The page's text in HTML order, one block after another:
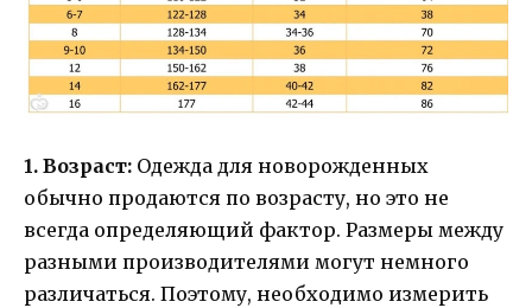
1. Возраст: Одежда для новорожденных
обычно продаются по возрасту, но это не
всегда определяющий фактор. Размеры между
разными производителями могут немного
различаться. Поэтому, необходимо измерить